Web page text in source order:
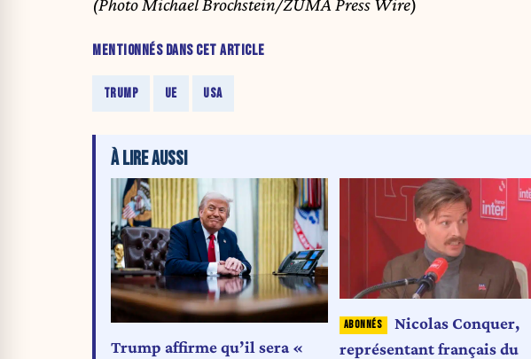
(Photo Michael Brochstein/ZUMA Press Wire)
MENTIONNÉS DANS CET ARTICLE
TRUMP UE USA
À LIRE AUSSI
Trump affirme qu’il sera «
Nicolas Conquer,
représentant français du